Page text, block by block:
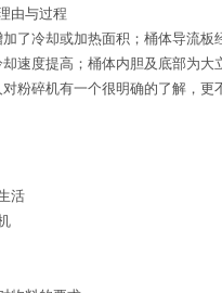
由与过程
了冷却或加热面积；桶体导流板
速度提高；桶体内胆及底部为
粉碎机有一个很明确的了解，
活